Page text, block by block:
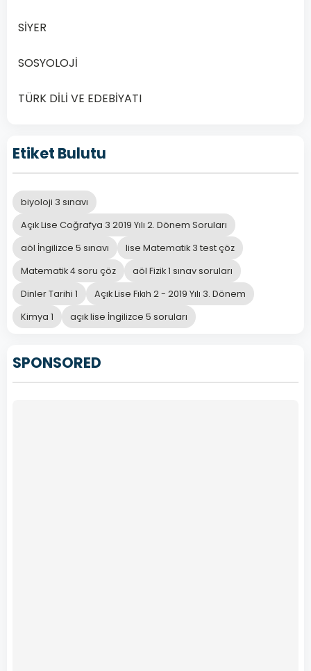
SİYER
SOSYOLOJİ
TÜRK DİLİ VE EDEBİYATI
Etiket Bulutu
biyoloji 3 sınavı
Açık Lise Coğrafya 3 2019 Yılı 2. Dönem Soruları
aöl İngilizce 5 sınavı
lise Matematik 3 test çöz
Matematik 4 soru çöz
aöl Fizik 1 sınav soruları
Dinler Tarihi 1
Açık Lise Fıkıh 2 - 2019 Yılı 3. Dönem
Kimya 1
açık lise İngilizce 5 soruları
SPONSORED